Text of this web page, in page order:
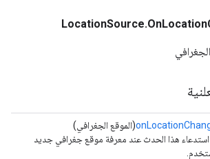
(الموقع الجغرافي)
استدعاء هذا الحدث عند معرفة موقع جغرافي جديد